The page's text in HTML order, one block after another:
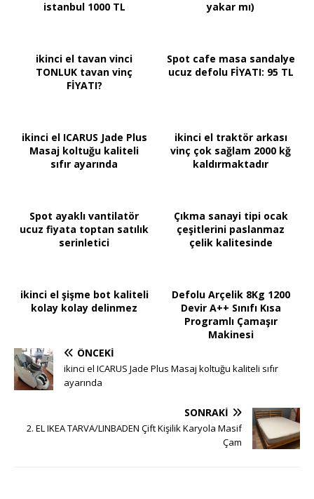
istanbul 1000 TL
yakar mı)
ikinci el tavan vinci
TONLUK tavan vinç
FİYATI?
Spot cafe masa sandalye
ucuz defolu FİYATI: 95 TL
ikinci el ICARUS Jade Plus
Masaj koltuğu kaliteli
sıfır ayarında
ikinci el traktör arkası
vinç çok sağlam 2000 kğ
kaldırmaktadır
Spot ayaklı vantilatör
ucuz fiyata toptan satılık
serinletici
Çıkma sanayi tipi ocak
çeşitlerini paslanmaz
çelik kalitesinde
ikinci el şişme bot kaliteli
kolay kolay delinmez
Defolu Arçelik 8Kg 1200
Devir A++ Sınıfı Kısa
Programlı Çamaşır
Makinesi
ÖNCEKI
ikinci el ICARUS Jade Plus Masaj koltuğu kaliteli sıfır
ayarında
SONRAKI
2. EL IKEA TARVA/LINBADEN Çift Kişilik Karyola Masif
Çam